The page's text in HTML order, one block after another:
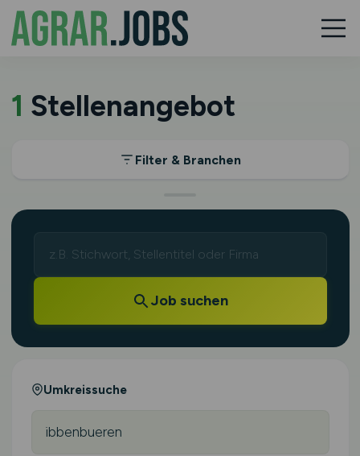
1 Stellenangebot
Filter & Branchen
Job suchen
Umkreissuche